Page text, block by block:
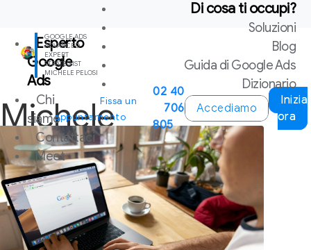
/* start FluentSnippets Head_2*/
GOOGLE ADS
ADVANCED
EXPERT
STRATEGIST
MICHELE PELOSI
Di cosa ti occupi?
Soluzioni
Blog
Guida di Google Ads
Dizionario
Esperto
Google
Ads
Chi
siamo
Contattaci
Meet
Fissa un
appuntamento
02 40
706
805
Accediamo
Inizia
ora
Michele